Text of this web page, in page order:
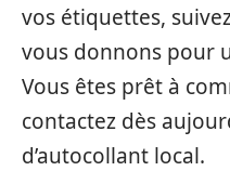
vos étiquettes,
vous donnons pour
Vous êtes prêt à
contactez dès
d’autocollant local.